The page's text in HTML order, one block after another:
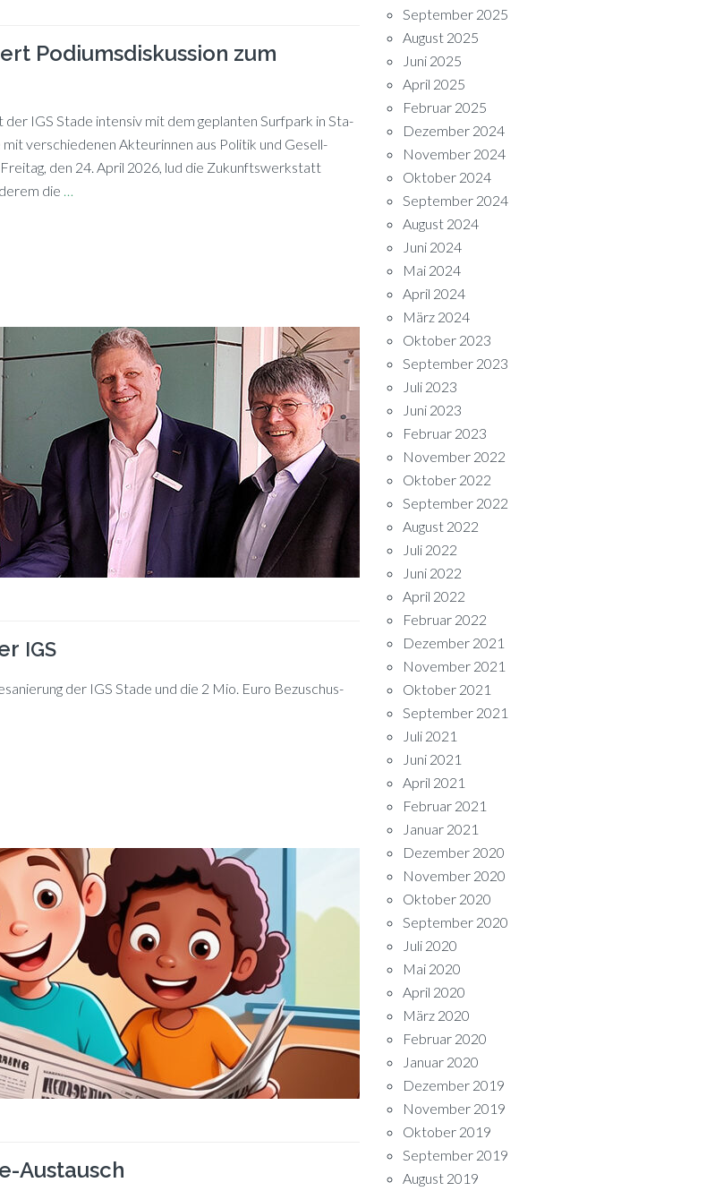
Podiumsdiskussion zum
IGS Sta­de in­ten­siv mit dem ge­plan­ten Surf­park in Sta­
ver­schie­de­nen Ak­teu­rin­nen aus Po­li­tik und Ge­sell­
den 24. April 2026, lud die Zu­kunfts­werk­statt
die
IGS
der IGS Sta­de und die 2 Mio. Euro Be­zu­schus­
Austausch
September 2025
August 2025
Juni 2025
April 2025
Februar 2025
Dezember 2024
November 2024
Oktober 2024
September 2024
August 2024
Juni 2024
Mai 2024
April 2024
März 2024
Oktober 2023
September 2023
Juli 2023
Juni 2023
Februar 2023
November 2022
Oktober 2022
September 2022
August 2022
Juli 2022
Juni 2022
April 2022
Februar 2022
Dezember 2021
November 2021
Oktober 2021
September 2021
Juli 2021
Juni 2021
April 2021
Februar 2021
Januar 2021
Dezember 2020
November 2020
Oktober 2020
September 2020
Juli 2020
Mai 2020
April 2020
März 2020
Februar 2020
Januar 2020
Dezember 2019
November 2019
Oktober 2019
September 2019
August 2019